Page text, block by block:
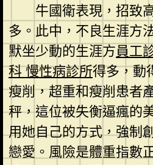
牛國衛表現，招致
多。此中，不良生涯方
默坐少動的生涯方員工
科 慢性病診所得多，動
瘦削，超重和瘦削患者
秤，這位被失衡逼瘋的
用她自己的方式，強制
戀愛。風險是體重指數